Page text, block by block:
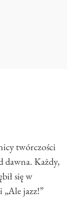
twórczości
dawna. Każdy,
się w
„Ale jazz!”